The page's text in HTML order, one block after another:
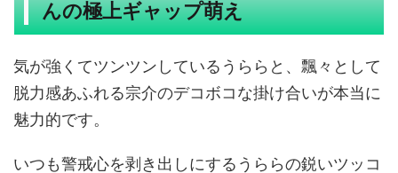
んの極上ギャップ萌え
気が強くてツンツンしているうららと、飄々として
脱力感あふれる宗介のデコボコな掛け合いが本当に
魅力的です。
いつも警戒心を剥き出しにするうららの鋭いツッコ